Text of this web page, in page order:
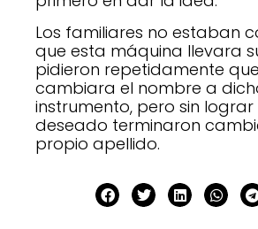
Los familiares no estaban
que esta máquina llevara
pidieron repetidamente
cambiara el nombre a
instrumento, pero sin
deseado terminaron
propio apellido.